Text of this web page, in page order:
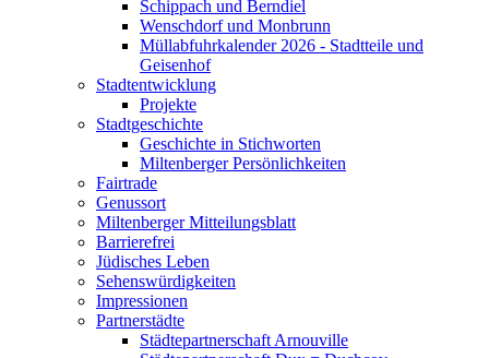
Schippach und Berndiel
Wenschdorf und Monbrunn
Müllabfuhrkalender 2026 - Stadtteile und
Geisenhof
Stadtentwicklung
Projekte
Stadtgeschichte
Geschichte in Stichworten
Miltenberger Persönlichkeiten
Fairtrade
Genussort
Miltenberger Mitteilungsblatt
Barrierefrei
Jüdisches Leben
Sehenswürdigkeiten
Impressionen
Partnerstädte
Städtepartnerschaft Arnouville